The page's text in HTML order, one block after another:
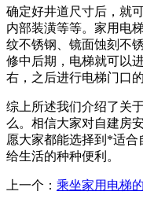
确定好井道尺寸后，就
内部装潢等等。家用电
纹不锈钢、镜面蚀刻不
修中后期，电梯就可以
右，之后进行电梯门口
综上所述我们介绍了关
么。相信大家对自建房
愿大家都能选择到*适
给生活的种种便利。
上一个： 乘坐家用电梯